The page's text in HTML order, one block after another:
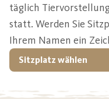
täglich
statt. Werden Sie
Ihrem Namen ein
Sitzplatz wählen